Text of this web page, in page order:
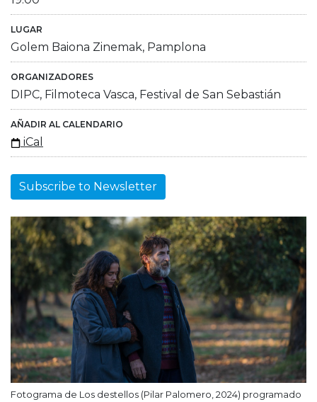
LUGAR
Golem Baiona Zinemak, Pamplona
ORGANIZADORES
DIPC, Filmoteca Vasca, Festival de San Sebastián
AÑADIR AL CALENDARIO
iCal
Subscribe to Newsletter
Fotograma de Los destellos (Pilar Palomero, 2024) programado